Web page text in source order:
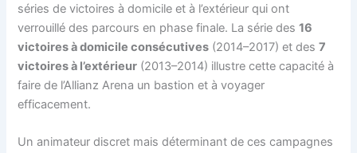
séries de victoires à domicile et à l’extérieur qui ont
verrouillé des parcours en phase finale. La série des16
victoires à domicile consécutives (2014–2017) et des7
victoires à l’extérieur (2013–2014) illustre cette capacité à
faire de l’Allianz Arena un bastion et à voyager
efficacement.
Un animateur discret mais déterminant de ces campagnes